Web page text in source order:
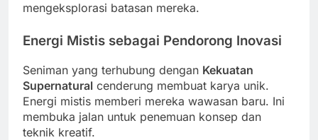
mengeksplorasi batasan mereka.
Energi Mistis sebagai Pendorong Inovasi
Seniman yang terhubung dengan Kekuatan
Supernatural cenderung membuat karya unik.
Energi mistis memberi mereka wawasan baru. Ini
membuka jalan untuk penemuan konsep dan
teknik kreatif.